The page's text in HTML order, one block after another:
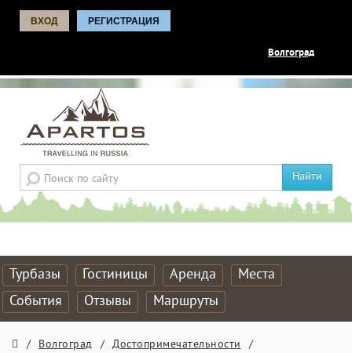
ВХОД РЕГИСТРАЦИЯ
Волгоград
Найти
Турбазы Гостиницы Аренда
Места
События
Отзывы Маршруты
/ Волгоград / Достопримечательности /